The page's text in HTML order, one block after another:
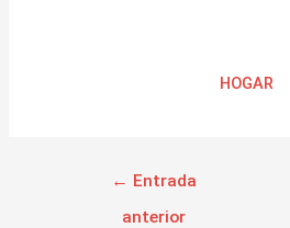
HOGAR
← Entrada
anterior